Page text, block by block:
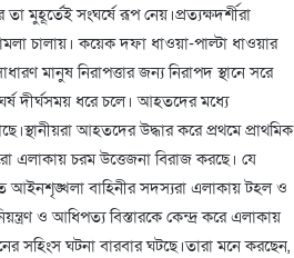
মুহূর্তেই সংঘর্ষে রূপ নেয়।প্রত্যক্ষদর্শীরা
চালায়। কয়েক দফা ধাওয়া-পাল্টা ধাওয়ার
মানুষ নিরাপত্তার জন্য নিরাপদ স্থানে সরে
দীর্ঘসময় ধরে চলে। আহতদের মধ্যে
আহতদের উদ্ধার করে প্রথমে প্রাথমিক
এলাকায় চরম উত্তেজনা বিরাজ করছে। যে
আইনশৃঙ্খলা বাহিনীর সদস্যরা এলাকায় টহল ও
ও আধিপত্য বিস্তারকে কেন্দ্র করে এলাকায়
সহিংস ঘটনা বারবার ঘটছে।তারা মনে করছেন,